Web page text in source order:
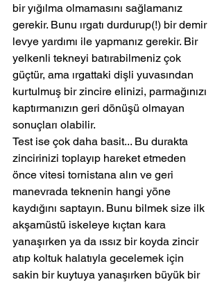
bir yığılma olmamasını sağlamanız
gerekir. Bunu ırgatı durdurup(!) bir demir
levye yardımı ile yapmanız gerekir. Bir
yelkenli tekneyi batırabilmeniz çok
güçtür, ama ırgattaki dişli yuvasından
kurtulmuş bir zincire elinizi, parmağınızı
kaptırmanızın geri dönüşü olmayan
sonuçları olabilir.
Test ise çok daha basit... Bu durakta
zincirinizi toplayıp hareket etmeden
önce vitesi tornistana alın ve geri
manevrada teknenin hangi yöne
kaydığını saptayın. Bunu bilmek size ilk
akşamüstü iskeleye kıçtan kara
yanaşırken ya da ıssız bir koyda zincir
atıp koltuk halatıyla gecelemek için
sakin bir kuytuya yanaşırken büyük bir